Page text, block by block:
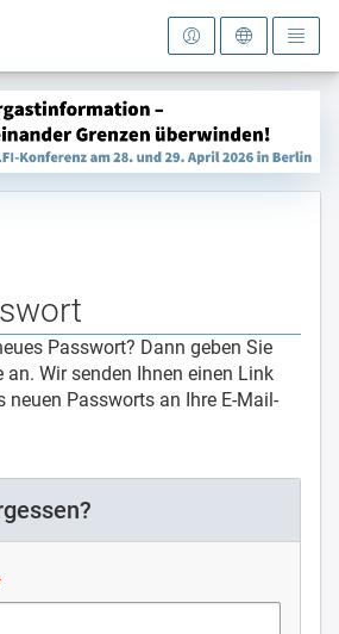
Passwort? Dann geben Sie
an. Wir senden Ihnen einen Link
neuen Passworts an Ihre E-Mail-